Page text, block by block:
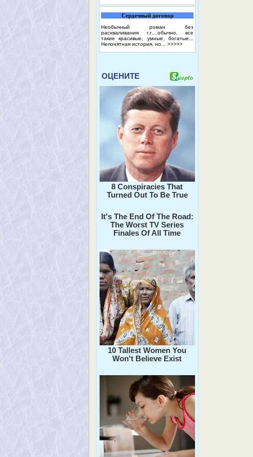
Сердечный договор
Необычный роман без
расхваливания г.г....обычно, все
такие красивые, умные, богатые...
Непонятная история, но... >>>>>
ОЦЕНИТЕ
8 Conspiracies That
Turned Out To Be True
It's The End Of The Road:
The Worst TV Series
Finales Of All Time
10 Tallest Women You
Won't Believe Exist